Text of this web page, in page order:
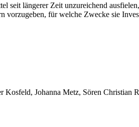
seit längerer Zeit unzureichend
vorzugeben, für welche Zwecke sie
Kosfeld, Johanna Metz, Sören Christian